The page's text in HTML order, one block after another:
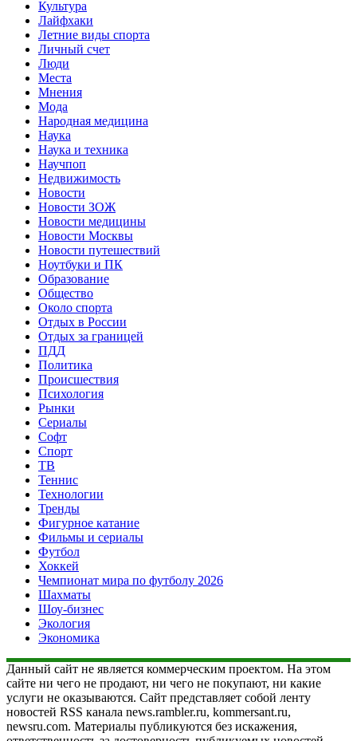
Культура
Лайфхаки
Летние виды спорта
Личный счет
Люди
Места
Мнения
Мода
Народная медицина
Наука
Наука и техника
Научпоп
Недвижимость
Новости
Новости ЗОЖ
Новости медицины
Новости Москвы
Новости путешествий
Ноутбуки и ПК
Образование
Общество
Около спорта
Отдых в России
Отдых за границей
ПДД
Политика
Происшествия
Психология
Рынки
Сериалы
Софт
Спорт
ТВ
Теннис
Технологии
Тренды
Фигурное катание
Фильмы и сериалы
Футбол
Хоккей
Чемпионат мира по футболу 2026
Шахматы
Шоу-бизнес
Экология
Экономика
Данный сайт не является коммерческим проектом. На этом
сайте ни чего не продают, ни чего не покупают, ни какие
услуги не оказываются. Сайт представляет собой ленту
новостей RSS канала news.rambler.ru, kommersant.ru,
newsru.com. Материалы публикуются без искажения,